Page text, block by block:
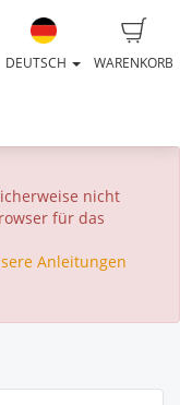
WARENKORB
DEUTSCH
nicht
für das
Anleitungen